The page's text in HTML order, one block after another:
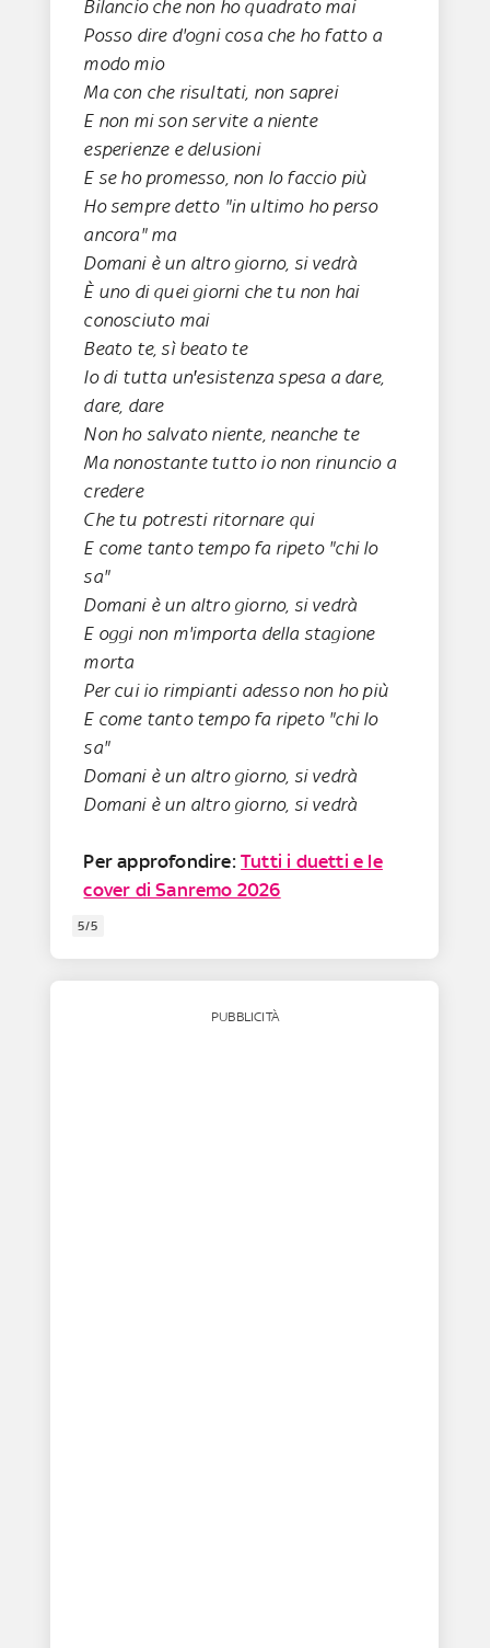
Bilancio che non ho quadrato mai
Posso dire d'ogni cosa che ho fatto a
modo mio
Ma con che risultati, non saprei
E non mi son servite a niente
esperienze e delusioni
E se ho promesso, non lo faccio più
Ho sempre detto "in ultimo ho perso
ancora" ma
Domani è un altro giorno, si vedrà
È uno di quei giorni che tu non hai
conosciuto mai
Beato te, sì beato te
Io di tutta un′esistenza spesa a dare,
dare, dare
Non ho salvato niente, neanche te
Ma nonostante tutto io non rinuncio a
credere
Che tu potresti ritornare qui
E come tanto tempo fa ripeto "chi lo
sa"
Domani è un altro giorno, si vedrà
E oggi non m'importa della stagione
morta
Per cui io rimpianti adesso non ho più
E come tanto tempo fa ripeto "chi lo
sa"
Domani è un altro giorno, si vedrà
Domani è un altro giorno, si vedrà
Per approfondire:Tutti i duetti e le
cover di Sanremo 2026
5/5
PUBBLICITÀ